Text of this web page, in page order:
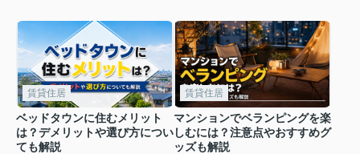
賃貸住居
ベッドタウンに住むメリット
は？デメリットや選び方につい
ても解説
賃貸住居
マンションでベランピングを楽
しむには？注意点やおすすめグ
ッズも解説